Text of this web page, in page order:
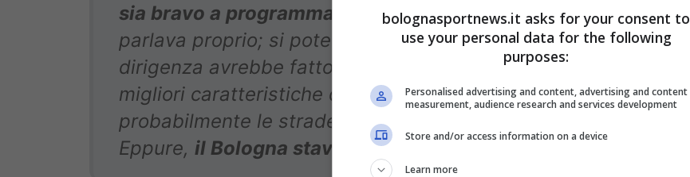
sia bravo a programmare
. A marzo di Tedesco non si
parlava proprio; si poteva solo immaginare che la
dirigenza avrebbe fatto una programmazione secondo le
migliori caratteristiche del club e diSartori, e che
probabilmente le strade conItaliano
Eppure, il Bologna stava già puntando Tedesco
bolognasportnews.it asks for your consent to
use your personal data for the following
purposes:
Personalised advertising and content, advertising and content
measurement, audience research and services development
Store and/or access information on a device
Learn more